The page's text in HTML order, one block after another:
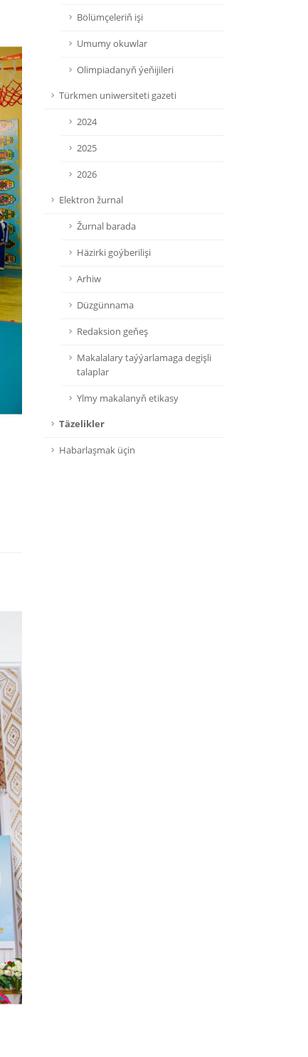
Bölümçeleriň işi
Umumy okuwlar
Olimpiadanyň ýeňijileri
Türkmen uniwersiteti gazeti
2024
2025
2026
Elektron žurnal
Žurnal barada
Häzirki goýberilişi
Arhiw
Düzgünnama
Redaksion geňeş
Makalalary taýýarlamaga degişli
talaplar
Ylmy makalanyň etikasy
Täzelikler
Habarlaşmak üçin